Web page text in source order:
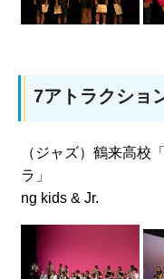
7アトラクショ
（ジャズ）鶴来高校
ラ」 （
ng kids & Jr.